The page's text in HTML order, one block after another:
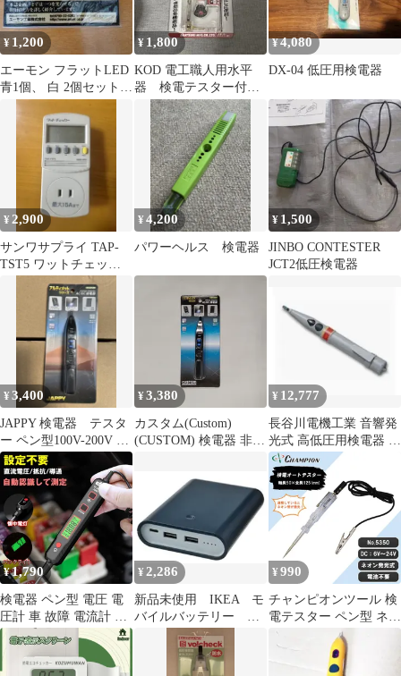
¥ 1,200
エーモン フラットLED
青1個、 白 2個セット、
サイドビー、検電器
¥ 1,800
KOD 電工職人用水平
器 検電テスター付
ND-951T
¥4,080
DX-04 低圧用検電器
¥ 2,900
サンワサプライ TAP-
TST5 ワットチェッカ
¥4,200
パワーヘルス 検電器
¥ 1,500
JINBO CONTESTER
JCT2低圧検電器
¥3,400
JAPPY 検電器 テスタ
ー ペン型100V-200V V-
17-JP
¥3,380
カスタム(Custom)
(CUSTOM) 検電器 非接
¥ 12,777
長谷川電機工業 音響発
光式 高低圧用検電器 新
品
¥1,790
検電器 ペン型 電圧 電
圧計 車 故障 電流計 電
圧測定器 通電 導通 テ
スター 抵抗 ゼロテスタ
ー サーキットテスター
¥ 2,286
新品未使用 IKEA モ
バイルバッテリー ヴ
ァルムフロント
10400mAh
¥ 990
チャンピオンツール 検
電テスター ペン型 ネオ
ン発光式 DC6V～24V
車用 ネオン管 光る 電
池不要 検電器 日本製